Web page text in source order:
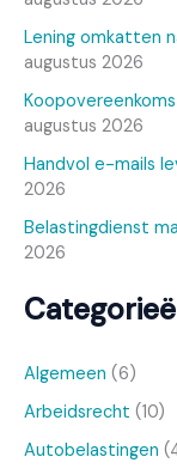
Lening omkatten
augustus 2026
augustus 2026
Handvol e-mails
2026
Belastingdienst
2026
Algemeen (6)
Arbeidsrecht (10)
Autobelastingen